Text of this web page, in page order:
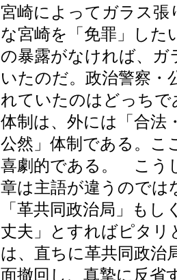
宮崎によってガラス
な宮崎を「免罪」した
の暴露がなければ、
いたのだ。政治警察・
れていたのはどっちで
体制は、外には「合法
公然」体制である。こ
喜劇的である。 こう
章は主語が違うのでは
「革共同政治局」もし
丈夫」とすればピタ
は、直ちに革共同政治
面撤回し、真摯に反省